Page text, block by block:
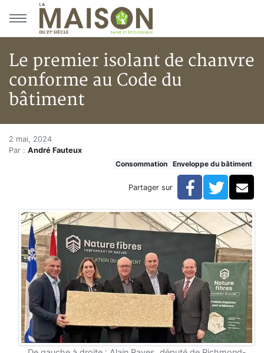
Aller au menu principal
Aller au contenu principal
Le premier isolant de chanvre
conforme au Code du
bâtiment
Accueil
Articles
Le premier isolant de chanvre conforme au Code du
Le premier isolant de chanvre
2 mai, 2024
Par : André Fauteux
Consommation
Enveloppe du bâtiment
Partager sur Facebook